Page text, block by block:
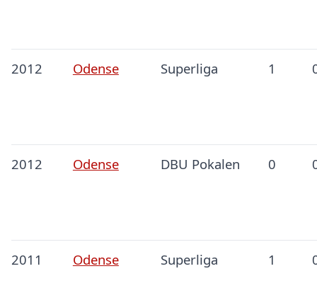
2012 Odense Superliga 1
2012 Odense DBU Pokalen 0
2011 Odense Superliga 1